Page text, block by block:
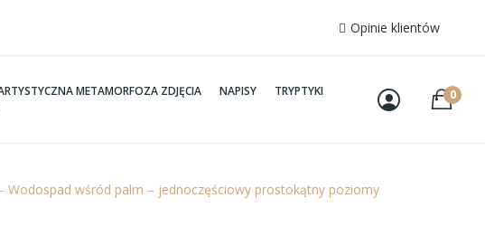
Opinie klientów
METAMORFOZA ZDJĘCIA NAPISY
TRYPTYKI
0
Wodospad wśród palm – jednoczęściowy prostokątny poziomy